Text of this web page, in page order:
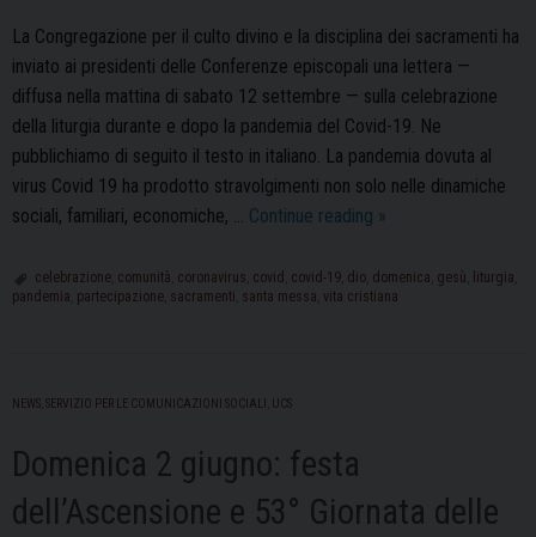
La Congregazione per il culto divino e la disciplina dei sacramenti ha
inviato ai presidenti delle Conferenze episcopali una lettera —
diffusa nella mattina di sabato 12 settembre — sulla celebrazione
della liturgia durante e dopo la pandemia del Covid-19. Ne
pubblichiamo di seguito il testo in italiano. La pandemia dovuta al
virus Covid 19 ha prodotto stravolgimenti non solo nelle dinamiche
sociali, familiari, economiche, … Continue reading Liturgia
Covid-
19:
delle
»
celebrazione comunità coronavirus covid covid-19 dio domenica gesù liturgia
pandemia partecipazione sacramenti santa messa vita cristiana
NEWS SERVIZIO PER LE COMUNICAZIONI SOCIALI UCS
Domenica 2 giugno: festa
dell’Ascensione e 53° Giornata delle